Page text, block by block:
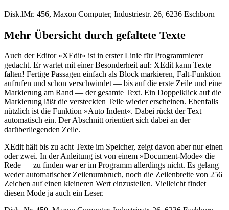
Disk.lMr. 456, Maxon Computer, Industriestr. 26, 6236 Eschborn
Mehr Übersicht durch gefaltete Texte
Auch der Editor »XEdit« ist in erster Linie für Programmierer
gedacht. Er wartet mit einer Besonderheit auf: XEdit kann Texte
falten! Fertige Passagen einfach als Block markieren, Falt-Funktion
aufrufen und schon verschwindet — bis auf die erste Zeile und eine
Markierung am Rand — der gesamte Text. Ein Doppelklick auf die
Markierung läßt die versteckten Teile wieder erscheinen. Ebenfalls
nützlich ist die Funktion »Auto Indent«. Dabei rückt der Text
automatisch ein. Der Abschnitt orientiert sich dabei an der
darüberliegenden Zeile.
XEdit hält bis zu acht Texte im Speicher, zeigt davon aber nur einen
oder zwei. In der Anleitung ist von einem »Document-Mode« die
Rede — zu finden war er im Programm allerdings nicht. Es gelang
weder automatischer Zeilenumbruch, noch die Zeilenbreite von 256
Zeichen auf einen kleineren Wert einzustellen. Vielleicht findet
diesen Mode ja auch ein Leser.